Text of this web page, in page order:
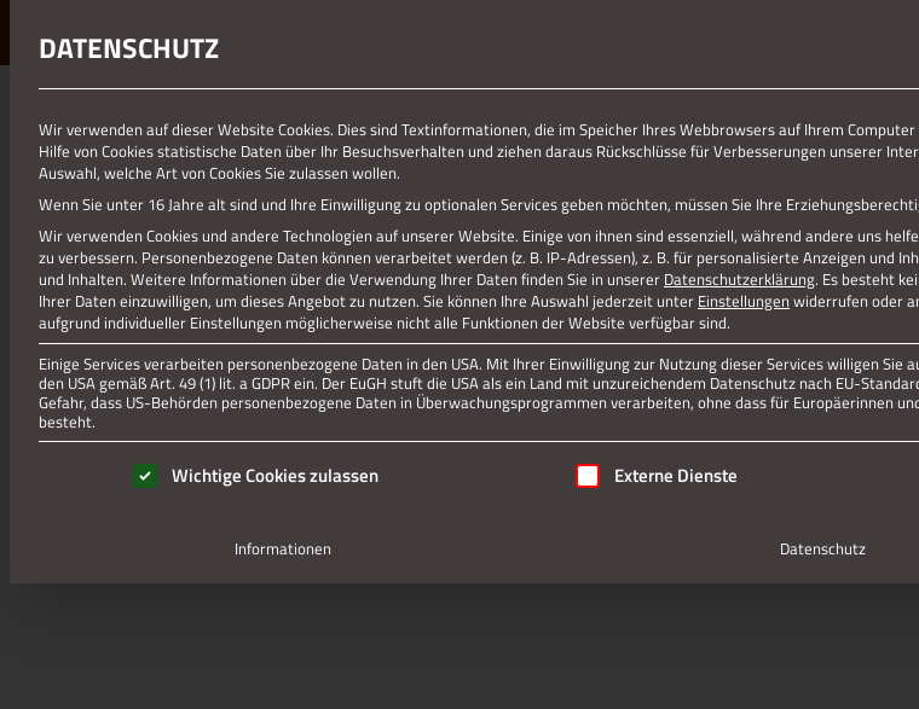
Jetzt teilen
Datenschutz
DATENSCHUTZ
Wir verwenden auf dieser Website Cookies. Dies sind Textinformationen, die im Speicher Ihres Webbrowsers auf Ihrem
Hilfe von Cookies statistische Daten über Ihr Besuchsverhalten und ziehen daraus Rückschlüsse für Verbesserungen unserer
Auswahl, welche Art von Cookies Sie zulassen wollen.
Wenn Sie unter 16 Jahre alt sind und Ihre Einwilligung zu optionalen Services geben möchten, müssen Sie Ihre
Wir verwenden Cookies und andere Technologien auf unserer Website. Einige von ihnen sind essenziell, während andere uns
zu verbessern. Personenbezogene Daten können verarbeitet werden (z. B. IP-Adressen), z. B. für personalisierte Anzeigen und
und Inhalten. Weitere Informationen über die Verwendung Ihrer Daten finden Sie in unserer Datenschutzerklärung. Es besteht
Ihrer Daten einzuwilligen, um dieses Angebot zu nutzen. Sie können Ihre Auswahl jederzeit unter Einstellungen widerrufen oder
aufgrund individueller Einstellungen möglicherweise nicht alle Funktionen der Website verfügbar sind.
Einige Services verarbeiten personenbezogene Daten in den USA. Mit Ihrer Einwilligung zur Nutzung dieser Services willigen Sie
den USA gemäß Art. 49 (1) lit. a GDPR ein. Der EuGH stuft die USA als ein Land mit unzureichendem Datenschutz nach EU-
Gefahr, dass US-Behörden personenbezogene Daten in Überwachungsprogrammen verarbeiten, ohne dass für Europäerinnen
besteht.
Es folgt eine Liste der Service-Gruppen, für die eine Einwilligung erteilt werden kann. Die erste Service-
Wichtige Cookies zulassen Externe Dienste
Informationen Datenschutz